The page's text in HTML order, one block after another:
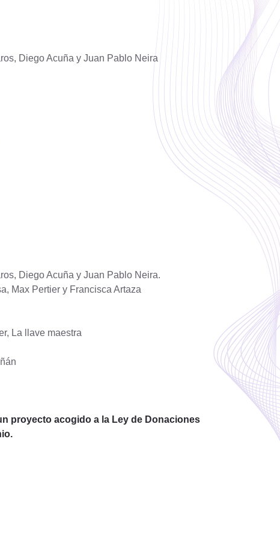
Diego Acuña y Juan Pablo Neira
Diego Acuña y Juan Pablo Neira.
Max Pertier y Francisca Artaza
La llave maestra
proyecto acogido a la Ley de Donaciones